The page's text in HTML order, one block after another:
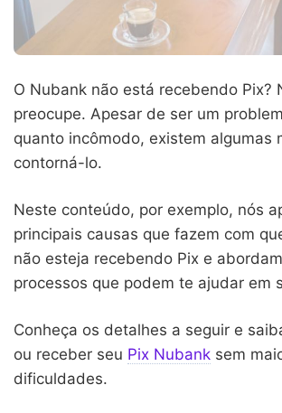
O Nubank não está recebendo Pix?
preocupe. Apesar de ser um
quanto incômodo, existem algumas
contorná-lo.
Neste conteúdo, por exemplo, nós
principais causas que fazem com
não esteja recebendo Pix e
processos que podem te ajudar em
Conheça os detalhes a seguir e
ou receber seu Pix Nubank sem
dificuldades.